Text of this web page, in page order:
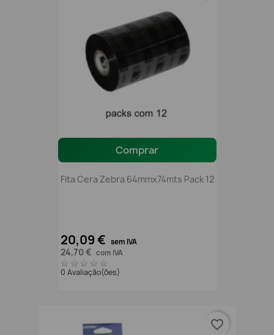
Comprar
Fita Cera Zebra 64mmx74mts Pack 12
20,09 € sem IVA
24,70 € com IVA
0 Avaliação(ões)
favorite_border